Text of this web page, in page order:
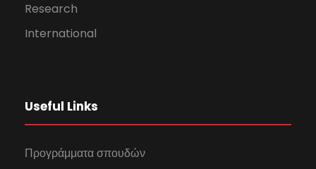
Research
International
Useful Links
Προγράμματα σπουδών